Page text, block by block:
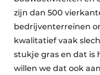
zijn dan 500
bedrijventerreinen
kwalitatief vaak
stukje gras en dat is
willen we dat ook